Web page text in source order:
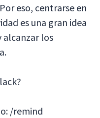
eso, centrarse en
es una gran idea
alcanzar los
/remind